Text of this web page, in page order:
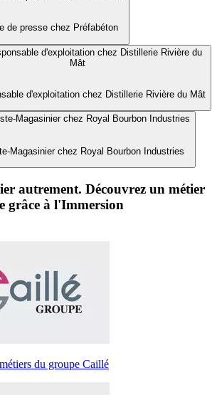
de presse chez Préfabéton
d'exploitation chez Distillerie Rivière du Mât
Magasinier chez Royal Bourbon Industries
autrement. Découvrez un métier
grâce à l'Immersion
du groupe Caillé